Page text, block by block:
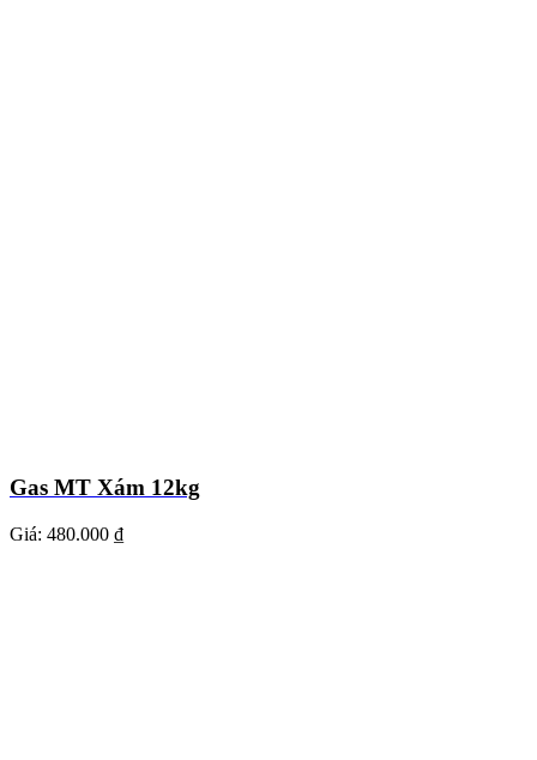
Gas MT Xám 12kg
Giá: 480.000 ₫